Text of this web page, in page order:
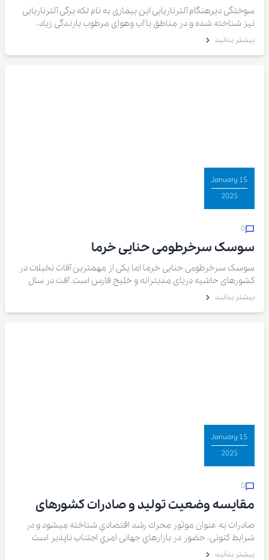
سوختگی دیرهنگام آلترناریایی این بیماری به نام لکه برگی آلترناریایی
نیز شناخته شده و در مناطق با آب وهوای مرطوب بارندگی زیاد،
باغهای با درختان متراکم آبیاری غرقابی و سنگین و یا دارای علفهای
بیشتر بدانید
15 January
2025
0
سوسک سرخرطومی حنایی خرما
سوسک سرخرطومی حنایی خرما اما یکی از مهمترین آفات نخیلات در
کشورهای حاشیه دریای مدیترانه و خلیج فارس است. آفت در سال
۱۳۶۸ وارد ایران شد و در حال حاضر استانهای سیستان و بلوچستان،بیشتر بدانید
15 January
2025
0
مقایسه وضعیت تولید و صادرات کشورهای
تولیدکننده عمده خرما و چالش های صادرات
خرما در ایران
صادرات به عنوان موتور محرك رشد اقتصادي شناخته میشود و در
شرایط کنونی، حضور در بازارهاي جهانی امري اجتناب ناپذیر است
بیشتر بدانید